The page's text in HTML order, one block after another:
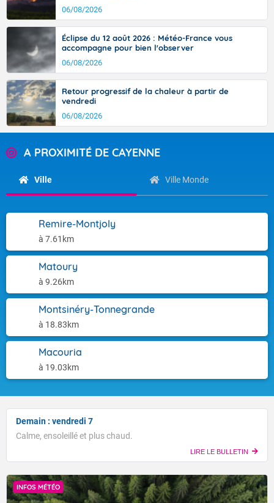
06/08/2026
Éclipse du 12 août 2026 : Météo-France vous
accompagne pour bien l'observer
06/08/2026
Retour progressif de la chaleur à partir de
vendredi
06/08/2026
A PROXIMITÉ DE CAYENNE
Ville Ville Monde
Remire-Montjoly
à 7.61km
Matoury
à 9.26km
Montsinéry-Tonnegrande
à 18.83km
Macouria
à 19.03km
Demain : vendredi 7
Calme, ensoleillé et plus chaud.
LIRE LE BULLETIN
INFOS MÉTÉO